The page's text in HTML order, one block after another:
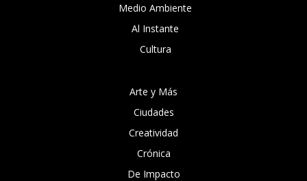
Medio Ambiente
Al Instante
Cultura
Arte y Más
Ciudades
Creatividad
Crónica
De Impacto